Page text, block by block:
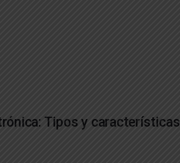
Tipos y características